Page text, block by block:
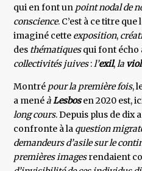
qui en font un point nodal de
conscience. C’est à ce titre que
imaginé cette exposition,
des thématiquesqui font écho
collectivités juives:l’exil,la
Montré pour la première fois,
a menéàLesbosen 2020 est,
long cours. Depuis plus de dix
confronte à la question
demandeurs d’asile sur le
premières imagesrendaient